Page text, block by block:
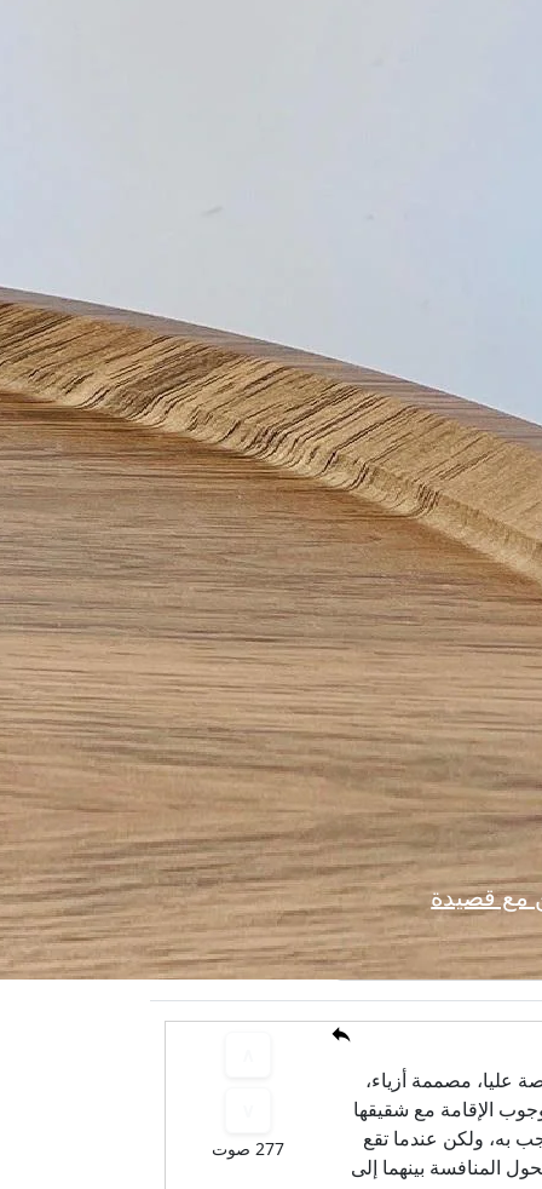
مع قصيدة
مصممة أزياء،
الإقامة مع شقيقها
به، ولكن عندما تقع
المنافسة بينهما إلى
277 صوت